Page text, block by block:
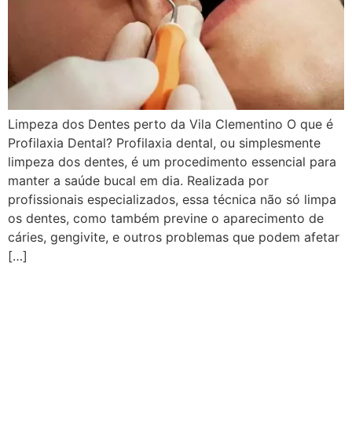
Limpeza dos Dentes perto da Vila Clementino O que é
Profilaxia Dental? Profilaxia dental, ou simplesmente
limpeza dos dentes, é um procedimento essencial para
manter a saúde bucal em dia. Realizada por
profissionais especializados, essa técnica não só limpa
os dentes, como também previne o aparecimento de
cáries, gengivite, e outros problemas que podem afetar
[…]